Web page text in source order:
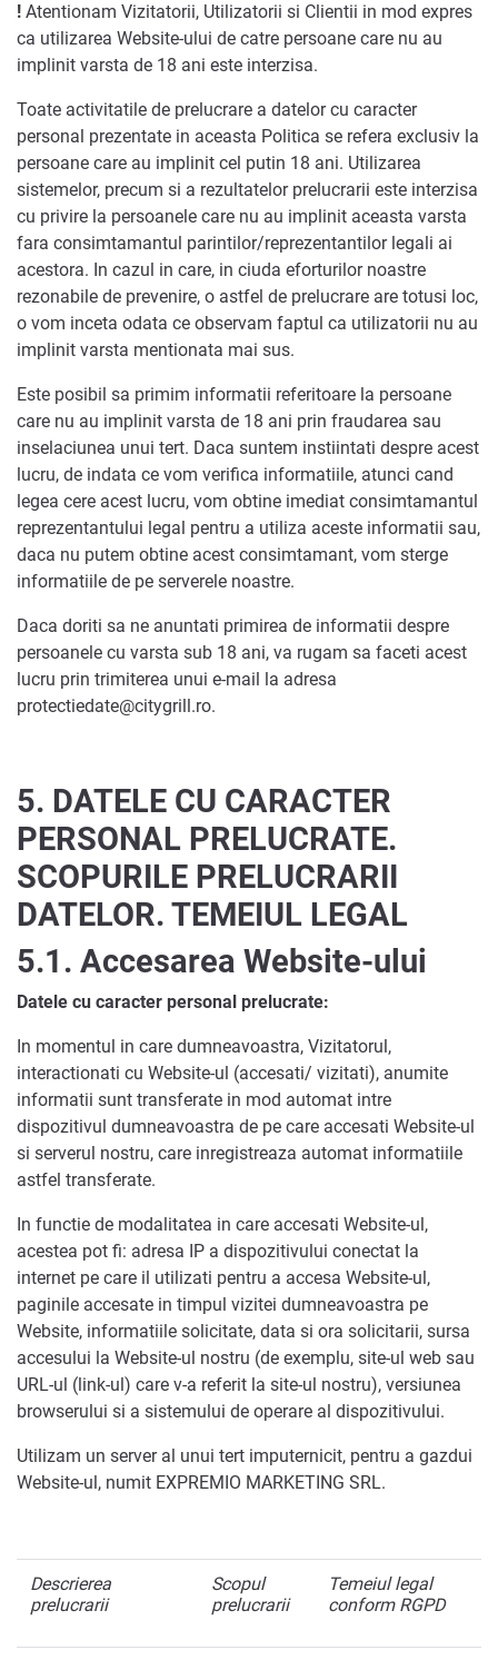
! Atentionam Vizitatorii, Utilizatorii si Clientii in mod expres
ca utilizarea Website-ului de catre persoane care nu au
implinit varsta de 18 ani este interzisa.
Toate activitatile de prelucrare a datelor cu caracter
personal prezentate in aceasta Politica se refera exclusiv la
persoane care au implinit cel putin 18 ani. Utilizarea
sistemelor, precum si a rezultatelor prelucrarii este interzisa
cu privire la persoanele care nu au implinit aceasta varsta
fara consimtamantul parintilor/reprezentantilor legali ai
acestora. In cazul in care, in ciuda eforturilor noastre
rezonabile de prevenire, o astfel de prelucrare are totusi loc,
o vom inceta odata ce observam faptul ca utilizatorii nu au
implinit varsta mentionata mai sus.
Este posibil sa primim informatii referitoare la persoane
care nu au implinit varsta de 18 ani prin fraudarea sau
inselaciunea unui tert. Daca suntem instiintati despre acest
lucru, de indata ce vom verifica informatiile, atunci cand
legea cere acest lucru, vom obtine imediat consimtamantul
reprezentantului legal pentru a utiliza aceste informatii sau,
daca nu putem obtine acest consimtamant, vom sterge
informatiile de pe serverele noastre.
Daca doriti sa ne anuntati primirea de informatii despre
persoanele cu varsta sub 18 ani, va rugam sa faceti acest
lucru prin trimiterea unui e-mail la adresa
protectiedate@citygrill.ro.
5. DATELE CU CARACTER
PERSONAL PRELUCRATE.
SCOPURILE PRELUCRARII
DATELOR. TEMEIUL LEGAL
5.1. Accesarea Website-ului
Datele cu caracter personal prelucrate:
In momentul in care dumneavoastra, Vizitatorul,
interactionati cu Website-ul (accesati/ vizitati), anumite
informatii sunt transferate in mod automat intre
dispozitivul dumneavoastra de pe care accesati Website-ul
si serverul nostru, care inregistreaza automat informatiile
astfel transferate.
In functie de modalitatea in care accesati Website-ul,
acestea pot fi: adresa IP a dispozitivului conectat la
internet pe care il utilizati pentru a accesa Website-ul,
paginile accesate in timpul vizitei dumneavoastra pe
Website, informatiile solicitate, data si ora solicitarii, sursa
accesului la Website-ul nostru (de exemplu, site-ul web sau
URL-ul (link-ul) care v-a referit la site-ul nostru), versiunea
browserului si a sistemului de operare al dispozitivului.
Utilizam un server al unui tert imputernicit, pentru a gazdui
Website-ul, numit EXPREMIO MARKETING SRL.
Descrierea
prelucrarii
Scopul
prelucrarii
Temeiul legal
conform RGPD